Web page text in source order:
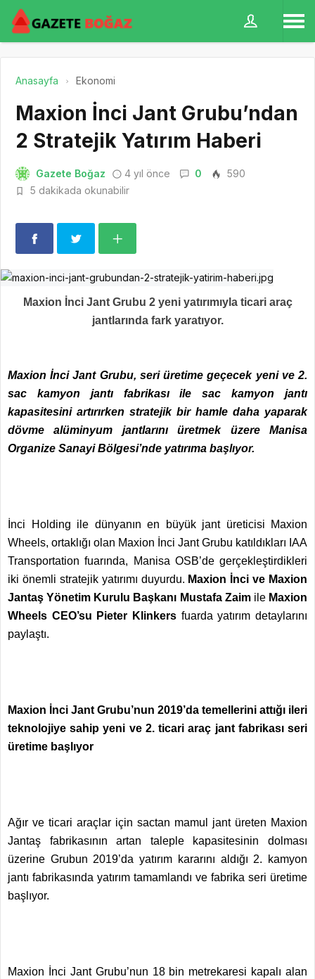
Anasayfa Ekonomi
Maxion İnci Jant Grubu’ndan
2 Stratejik Yatırım Haberi
Gazete Boğaz 4 yıl önce 0
590
5 dakikada okunabilir
Maxion İnci Jant Grubu 2 yeni yatırımıyla ticari araç
jantlarında fark yaratıyor.
Maxion İnci Jant Grubu, seri üretime geçecek yeni ve 2.
sac kamyon jantı fabrikası ile sac kamyon jantı
kapasitesini artırırken stratejik bir hamle daha yaparak
dövme alüminyum jantlarını üretmek üzere Manisa
Organize Sanayi Bölgesi’nde yatırıma başlıyor.
İnci Holding ile dünyanın en büyük jant üreticisi
Maxion
Wheels, ortaklığı olan Maxion İnci Jant Grubu katıldıkları IAA
Transportation fuarında, Manisa OSB’de gerçekleştirdikleri
iki önemli stratejik yatırımı duyurdu. Maxion İnci ve Maxion
Jantaş Yönetim Kurulu Başkanı Mustafa Zaimile Maxion
Wheels CEO’su Pieter Klinkers fuarda yatırım detaylarını
paylaştı.
Maxion İnci Jant Grubu’nun 2019’da temellerini attığı ileri
teknolojiye sahip yeni ve 2. ticari araç jant fabrikası seri
üretime başlıyor
Ağır ve ticari araçlar için sactan mamul jant üreten Maxion
Jantaş fabrikasının artan taleple kapasitesinin dolması
üzerine Grubun 2019’da yatırım kararını aldığı 2. kamyon
jantı fabrikasında yatırım tamamlandı ve fabrika seri üretime
başlıyor.
Maxion İnci Jant Grubu’nun 18 bin metrekaresi kapalı alan